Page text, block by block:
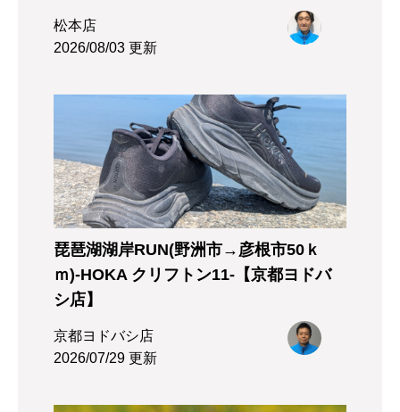
松本店
2026/08/03 更新
琵琶湖湖岸RUN(野洲市→彦根市50ｋ
ｍ)-HOKA クリフトン11-【京都ヨドバ
シ店】
京都ヨドバシ店
2026/07/29 更新